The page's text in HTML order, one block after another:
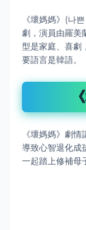
《壞媽媽》(나
劇，演員由羅美
型是家庭、喜劇
要語言是韓語。
《壞媽媽》 劇情
導致心智退化成
一起踏上修補母